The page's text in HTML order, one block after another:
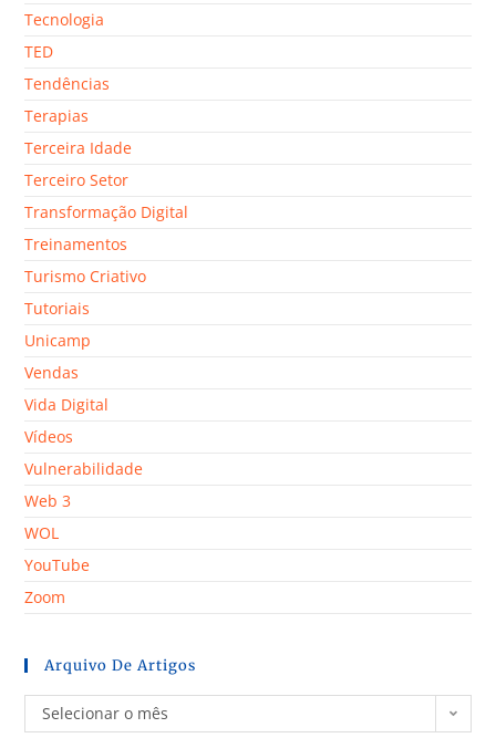
Tecnologia
TED
Tendências
Terapias
Terceira Idade
Terceiro Setor
Transformação Digital
Treinamentos
Turismo Criativo
Tutoriais
Unicamp
Vendas
Vida Digital
Vídeos
Vulnerabilidade
Web 3
WOL
YouTube
Zoom
Arquivo De Artigos
Selecionar o mês